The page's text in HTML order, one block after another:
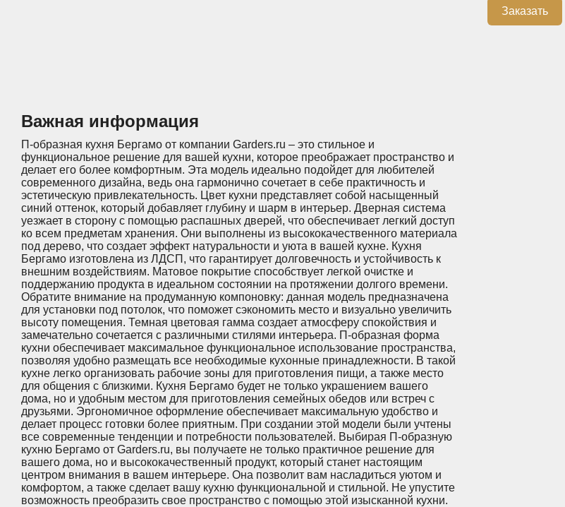
Важная информация
П-образная кухня Бергамо от компании Garders.ru – это стильное и
функциональное решение для вашей кухни, которое преображает пространство и
делает его более комфортным. Эта модель идеально подойдет для любителей
современного дизайна, ведь она гармонично сочетает в себе практичность и
эстетическую привлекательность. Цвет кухни представляет собой насыщенный
синий оттенок, который добавляет глубину и шарм в интерьер. Дверная система
уезжает в сторону с помощью распашных дверей, что обеспечивает легкий доступ
ко всем предметам хранения. Они выполнены из высококачественного материала
под дерево, что создает эффект натуральности и уюта в вашей кухне. Кухня
Бергамо изготовлена из ЛДСП, что гарантирует долговечность и устойчивость к
внешним воздействиям. Матовое покрытие способствует легкой очистке и
поддержанию продукта в идеальном состоянии на протяжении долгого времени.
Обратите внимание на продуманную компоновку: данная модель предназначена
для установки под потолок, что поможет сэкономить место и визуально увеличить
высоту помещения. Темная цветовая гамма создает атмосферу спокойствия и
замечательно сочетается с различными стилями интерьера. П-образная форма
кухни обеспечивает максимальное функциональное использование пространства,
позволяя удобно размещать все необходимые кухонные принадлежности. В такой
кухне легко организовать рабочие зоны для приготовления пищи, а также место
для общения с близкими. Кухня Бергамо будет не только украшением вашего
дома, но и удобным местом для приготовления семейных обедов или встреч с
друзьями. Эргономичное оформление обеспечивает максимальную удобство и
делает процесс готовки более приятным. При создании этой модели были учтены
все современные тенденции и потребности пользователей. Выбирая П-образную
кухню Бергамо от Garders.ru, вы получаете не только практичное решение для
вашего дома, но и высококачественный продукт, который станет настоящим
центром внимания в вашем интерьере. Она позволит вам насладиться уютом и
комфортом, а также сделает вашу кухню функциональной и стильной. Не упустите
возможность преобразить свое пространство с помощью этой изысканной кухни.
Заказать